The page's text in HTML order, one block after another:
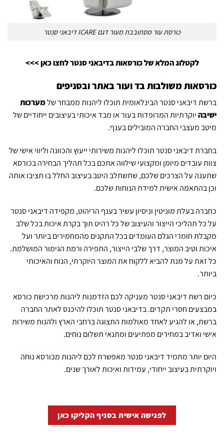
כורסת עור מסתובבת מעור דגם ICARE דיבאני סנטר
לקטלוג המלא של כורסאות בדיבאני סנטר לחצו כאן >>>
כורסאות משולבות בד ועור באתר ובסניפים
ברשת דיבאני סנטר הבינלאומית תוכלו ליהנות ממבחר שלמערכות
ישיבהיוקרתיות המרופדות בעור או מבד איכותי בעיצובים ייחודיים של
מיטב מעצבי החברה המובילים בענף.
בחברת דיבאני סנטר תוכלו ליהנות משירותי ייעוץ והכוונה וליווי אישי של
צוות עובדים מיומן ומקצועי שילווה אתכם בכל תהליך הבחירה בכורסא
שתענה על הצרכים שלכם, שתשתלב היטב בעיצוב החלל בו תציבו אותה
וכן בהתאמה אישית למידת הנוחות שלכם.
כחברה בעלת מוניטין וניסיון עשיר בענף הריהוט, מקפידה דיבאני סנטר
על כל תהליכי הייצור והעיצוב של כל רהיט תוך בקרת איכות בכל שלב
מקבלת חומרי הגלם העומדים בכל התקנים מהמחמירים ביותר ועל
איכות וטיב המוצר, דרך שלבי הייצור, התפירה ורמת הגימור המושלמת.
כל זאת על מנת להביא ללקוח את המוצר היוקרתי, הנוח והאיכותי
ביותר.
כיום רשת דיבאני סנטר מעניקה לכם הזדמנות ליהנות מרכישת כורסא
במבצעים חסרי תקדים. בדיבאני סנטר תוכלו להיכנס לאתר החברה
ברשת, או להגיע לאחד מאולמות התצוגה ברחבי הארץ ולהנות משירות
אישי ואדיב במחירים מפתיעים ומתנאי תשלום נוחים.
היום יותר מתמיד דיבאני סנטר מאפשרת לכם ליהנות מכורסא נוחה
ויוקרתית בעיצוב ייחודי, עמידות ואיכות לאורך שנים.
לפגישה אישית בסניף הקליקו כאן